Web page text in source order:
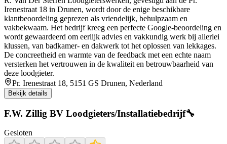
Irenestraat 18 in Drunen, wordt door de enige beschikbare
klantbeoordeling geprezen als vriendelijk, behulpzaam en
vakbekwaam. Het bedrijf kreeg een perfecte Google-beoordeling en
wordt gewaardeerd om eerlijk advies en vakkundig werk bij allerlei
klussen, van badkamer- en dakwerk tot het oplossen van lekkages.
De concreetheid en warmte van de feedback met een echte naam
versterken het vertrouwen in de kwaliteit en betrouwbaarheid van
deze loodgieter.
Pr. Irenestraat 18, 5151 GS Drunen, Nederland
Bekijk details
F.W. Zillig BV Loodgieters/Installatiebedrijf🔧
Gesloten